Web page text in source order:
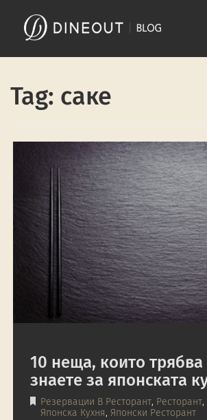
Tag: саке
10 неща, които трябва
знаете за японската
Резервации В Ресторант, Ресторант,
Японска Кухня , Японски Ресторант